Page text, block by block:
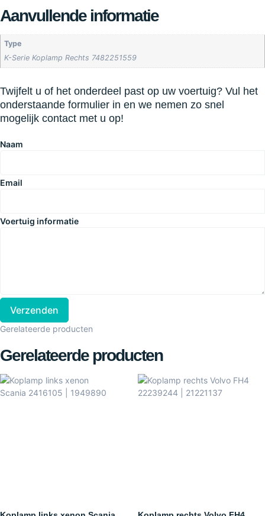
Aanvullende informatie
Type
K-Serie Koplamp Rechts 7482251559
Twijfelt u of het onderdeel past op uw voertuig? Vul het
onderstaande formulier in en we nemen zo snel
mogelijk contact met u op!
Naam
Email
Voertuig informatie
Verzenden
Gerelateerde producten
Gerelateerde producten